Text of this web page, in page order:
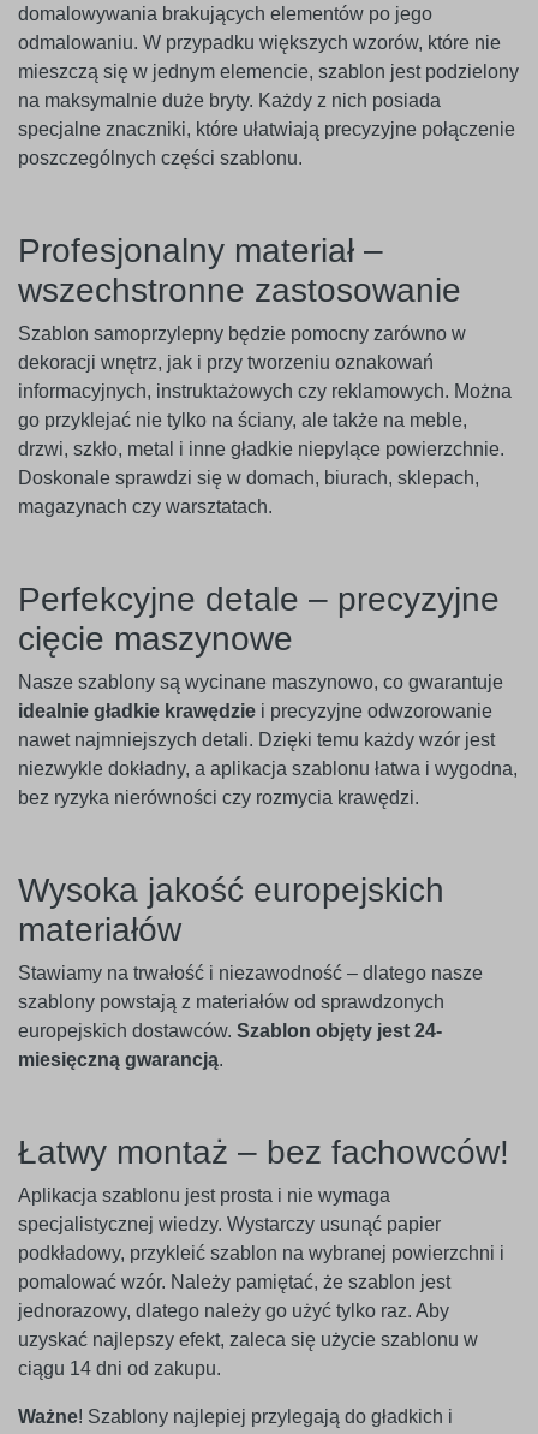
domalowywania brakujących elementów po jego
odmalowaniu. W przypadku większych wzorów, które nie
mieszczą się w jednym elemencie, szablon jest podzielony
na maksymalnie duże bryty. Każdy z nich posiada
specjalne znaczniki, które ułatwiają precyzyjne połączenie
poszczególnych części szablonu.
Profesjonalny materiał –
wszechstronne zastosowanie
Szablon samoprzylepny będzie pomocny zarówno w
dekoracji wnętrz, jak i przy tworzeniu oznakowań
informacyjnych, instruktażowych czy reklamowych. Można
go przyklejać nie tylko na ściany, ale także na meble,
drzwi, szkło, metal i inne gładkie niepylące powierzchnie.
Doskonale sprawdzi się w domach, biurach, sklepach,
magazynach czy warsztatach.
Perfekcyjne detale – precyzyjne
cięcie maszynowe
Nasze szablony są wycinane maszynowo, co gwarantuje
idealnie gładkie krawędzie i precyzyjne odwzorowanie
nawet najmniejszych detali. Dzięki temu każdy wzór jest
niezwykle dokładny, a aplikacja szablonu łatwa i wygodna,
bez ryzyka nierówności czy rozmycia krawędzi.
Wysoka jakość europejskich
materiałów
Stawiamy na trwałość i niezawodność – dlatego nasze
szablony powstają z materiałów od sprawdzonych
europejskich dostawców. Szablon objęty jest 24-
miesięczną gwarancją.
Łatwy montaż – bez fachowców!
Aplikacja szablonu jest prosta i nie wymaga
specjalistycznej wiedzy. Wystarczy usunąć papier
podkładowy, przykleić szablon na wybranej powierzchni i
pomalować wzór. Należy pamiętać, że szablon jest
jednorazowy, dlatego należy go użyć tylko raz. Aby
uzyskać najlepszy efekt, zaleca się użycie szablonu w
ciągu 14 dni od zakupu.
Ważne! Szablony najlepiej przylegają do gładkich i